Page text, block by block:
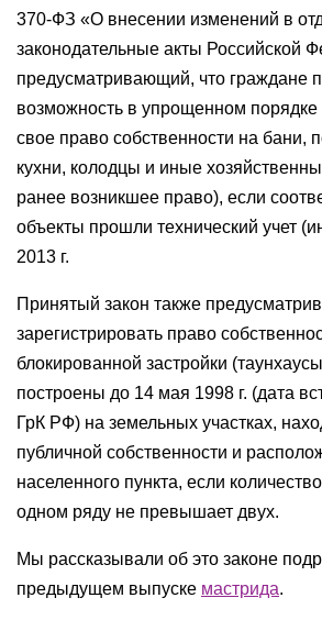
370-ФЗ «О внесении изменений в
законодательные акты Российской
предусматривающий, что граждане
возможность в упрощенном порядке
свое право собственности на бани,
кухни, колодцы и иные
ранее возникшее право), если
объекты прошли технический учет
2013 г.
Принятый закон также
зарегистрировать право
блокированной застройки
построены до 14 мая 1998 г. (дата
ГрК РФ) на земельных участках,
публичной собственности и
населенного пункта, если
одном ряду не превышает двух.
Мы рассказывали об это законе
предыдущем выпуске мастрида.